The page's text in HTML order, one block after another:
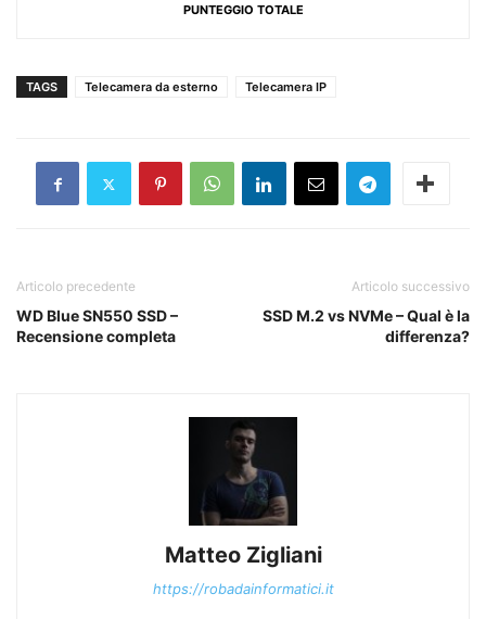
PUNTEGGIO TOTALE
TAGS Telecamera da esterno Telecamera IP
Articolo precedente
WD Blue SN550 SSD –
Recensione completa
Articolo successivo
SSD M.2 vs NVMe – Qual è la
differenza?
Matteo Zigliani
https://robadainformatici.it